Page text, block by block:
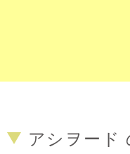
アシヲード